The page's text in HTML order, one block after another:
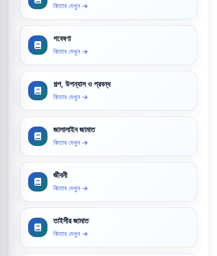
কিতাব দেখুন →
গবেষণা
কিতাব দেখুন →
গল্প, উপন্যাস ও প্রবন্ধ
কিতাব দেখুন →
জালালাইন জামাত
কিতাব দেখুন →
জীবনী
কিতাব দেখুন →
তাইসীর জামাত
কিতাব দেখুন →